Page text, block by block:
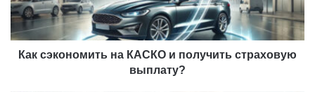
о
о
Как сэкономить на КАСКО и получить страховую
выплату?